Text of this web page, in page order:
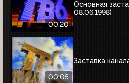
00:20
Основная
08.06.1998)
00:05
Заставка